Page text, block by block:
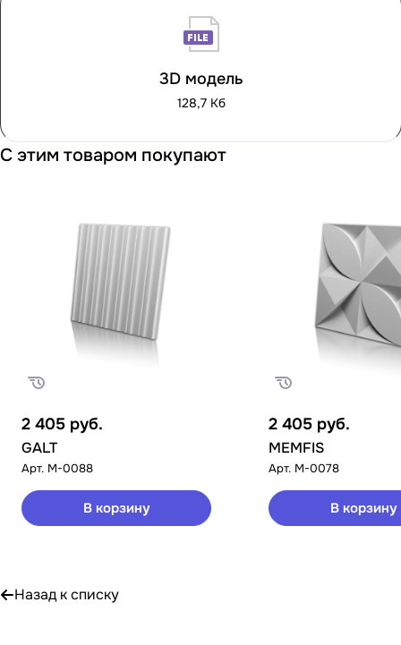
3D модель
128,7 Кб
С этим товаром покупают
2 405 руб.
GALT
Арт. M-0088
В корзину
2 405 руб.
MEMFIS
Арт. M-0078
В корзину
Назад к списку